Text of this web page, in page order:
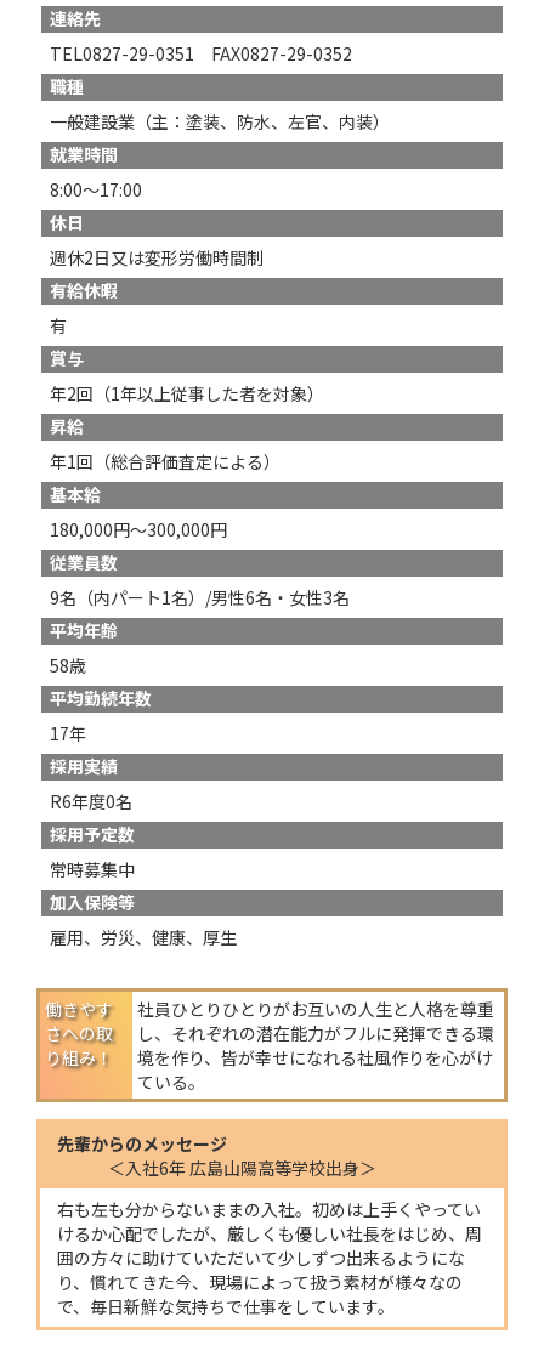
連絡先
TEL0827-29-0351 FAX0827-29-0352
職種
一般建設業（主：塗装、防水、左官、内装）
就業時間
8:00～17:00
休日
週休2日又は変形労働時間制
有給休暇
有
賞与
年2回（1年以上従事した者を対象）
昇給
年1回（総合評価査定による）
基本給
180,000円～300,000円
従業員数
9名（内パート1名）/男性6名・女性3名
平均年齢
58歳
平均勤続年数
17年
採用実績
R6年度0名
採用予定数
常時募集中
加入保険等
雇用、労災、健康、厚生
働きやす
さへの取
り組み！
社員ひとりひとりがお互いの人生と人格を尊重
し、それぞれの潜在能力がフルに発揮できる環
境を作り、皆が幸せになれる社風作りを心がけ
ている。
先輩からのメッセージ
入社6年 広島山陽高等学校出身
右も左も分からないままの入社。初めは上手くやってい
けるか心配でしたが、厳しくも優しい社長をはじめ、周
囲の方々に助けていただいて少しずつ出来るようにな
り、慣れてきた今、現場によって扱う素材が様々なの
で、毎日新鮮な気持ちで仕事をしています。